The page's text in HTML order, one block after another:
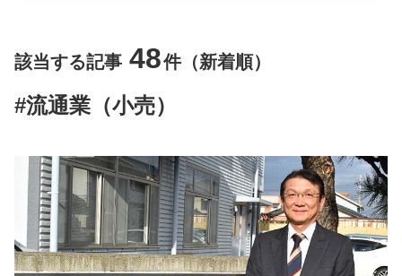
該当する記事 48件（新着順）
#流通業（小売）